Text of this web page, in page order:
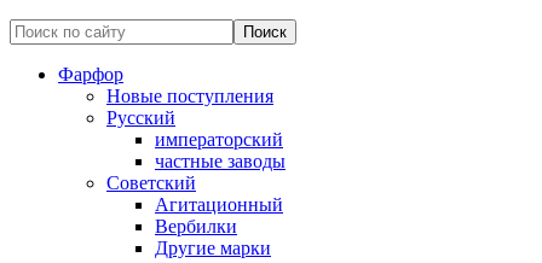
Фарфор
Новые поступления
Русский
императорский
частные заводы
Советский
Агитационный
Вербилки
Другие марки